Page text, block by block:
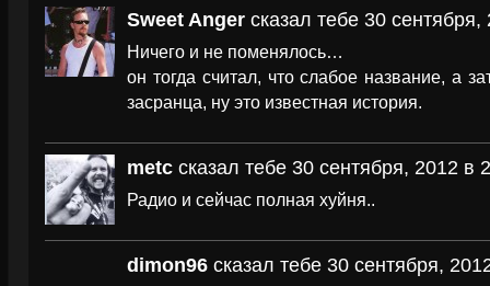
Sweet Anger сказал тебе 30
Ничего и не поменялось…
он тогда считал, что слабое название, а
засранца, ну это известная история.
metc сказал тебе 30 сентября, 2012 в
Радио и сейчас полная хуйня..
dimon96 сказал тебе 30 сентября,